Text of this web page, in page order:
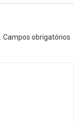
Campos obrigatórios